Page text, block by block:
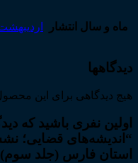
ماه و سال انتشار اردیبهشت
دیدگاهها
هیچ دیدگاهی برای این
اولین نفری باشید که
“اندیشه‌های قضایی؛
استان فارس (جلد